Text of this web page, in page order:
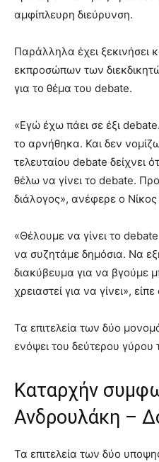
αμφίπλευρη διεύρυνση.
Παράλληλα έχει ξεκινήσει
εκπροσώπων των
για το θέμα του debate.
«Εγώ έχω πάει σε έξι
το αρνήθηκα. Και δεν
τελευταίου debate δείχνει
θέλω να γίνει το debate.
διάλογος», ανέφερε ο
«Θέλουμε να γίνει το
να συζητάμε δημόσια. Να
διακύβευμα για να βγούμε
χρειαστεί για να γίνει»,
Τα επιτελεία των δύο
ενόψει του δεύτερου γύρου
Καταρχήν
Ανδρουλάκη –
Τα επιτελεία των δύο